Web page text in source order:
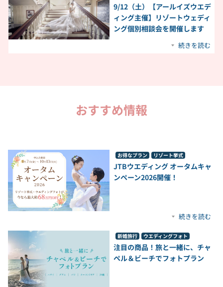
9/12（土）【アールイズウエデ
ィング主催】リゾートウェディ
ング個別相談会を開催します
続きを読む
おすすめ情報
お得なプラン リゾート挙式
JTBウエディング オータムキャ
ンペーン2026開催！​
続きを読む
新婚旅行 ウエディングフォト
注目の商品！旅と一緒に、チャ
ペル＆ビーチでフォトプラン